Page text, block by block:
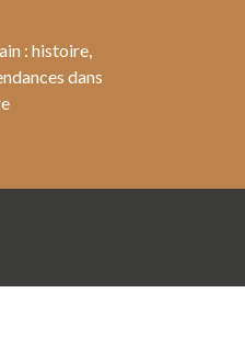
: histoire,
dans